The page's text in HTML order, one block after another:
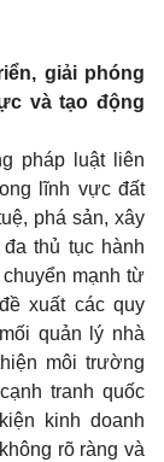
giải phóng
và tạo động
pháp luật liên
lĩnh vực đất
phá sản, xây
thủ tục hành
mạnh từ
xuất các quy
quản lý nhà
môi trường
tranh quốc
kinh doanh
rõ ràng và